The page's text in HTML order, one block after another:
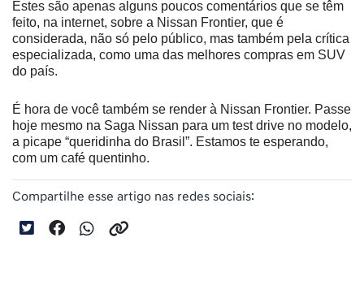
Estes são apenas alguns poucos comentários que se têm
feito, na internet, sobre a Nissan Frontier, que é
considerada, não só pelo público, mas também pela crítica
especializada, como uma das melhores compras em SUV
do país.
É hora de você também se render à Nissan Frontier. Passe
hoje mesmo na Saga Nissan para um test drive no modelo,
a picape “queridinha do Brasil”. Estamos te esperando,
com um café quentinho.
Compartilhe esse artigo nas redes sociais: